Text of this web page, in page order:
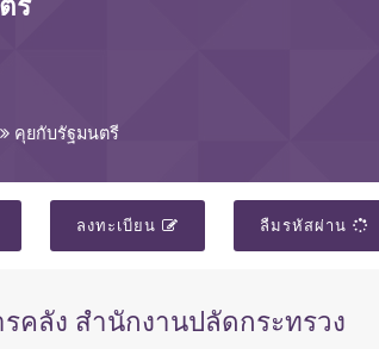
รี
คุยกับรัฐมนตรี
ลงทะเบียน ลืมรหัสผ่าน
คลัง สำนักงานปลัดกระทรวง